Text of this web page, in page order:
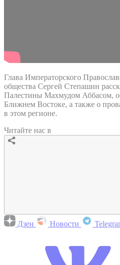
Глава Императорского
общества Сергей Степашин
Палестины Махмудом Аббасом,
Ближнем Востоке, а также о
в этом регионе.
Читайте нас в
Дзен Новости